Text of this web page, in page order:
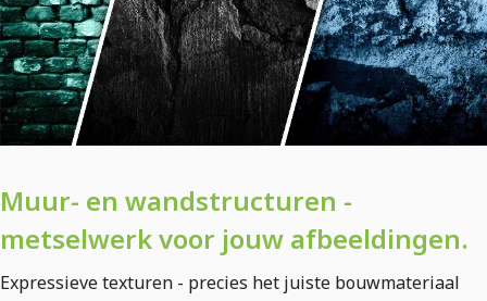
Muur- en wandstructuren -
metselwerk voor jouw afbeeldingen.
Expressieve texturen - precies het juiste bouwmateriaal